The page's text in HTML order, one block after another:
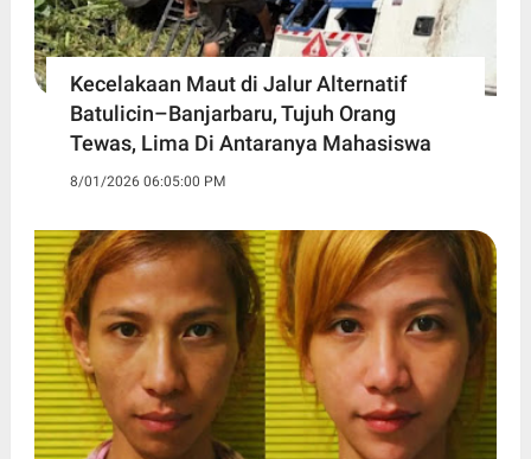
Kecelakaan Maut di Jalur Alternatif
Batulicin–Banjarbaru, Tujuh Orang
Tewas, Lima Di Antaranya Mahasiswa
8/01/2026 06:05:00 PM